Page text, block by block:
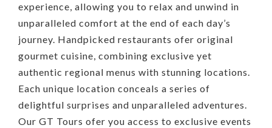
experience, allowing you to relax and unwind in
unparalleled comfort at the end of each day’s
journey. Handpicked restaurants ofer original
gourmet cuisine, combining exclusive yet
authentic regional menus with stunning locations.
Each unique location conceals a series of
delightful surprises and unparalleled adventures.
Our GT Tours ofer you access to exclusive events